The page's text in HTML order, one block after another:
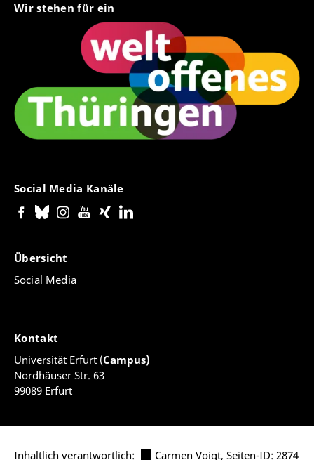
Wir stehen für ein
Social Media Kanäle
Übersicht
Social Media
Kontakt
Universität Erfurt (Campus)
Nordhäuser Str. 63
99089 Erfurt
Inhaltlich verantwortlich: Carmen Voigt, Seiten-ID: 2874